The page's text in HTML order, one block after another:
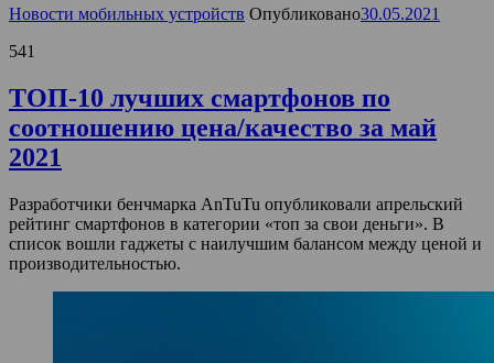
Новости мобильных устройств Опубликовано30.05.2021
541
ТОП-10 лучших смартфонов по
соотношению цена/качество за май
2021
Разработчики бенчмарка AnTuTu опубликовали апрельский
рейтинг смартфонов в категории «топ за свои деньги». В
список вошли гаджеты с наилучшим балансом между ценой и
производительностью.